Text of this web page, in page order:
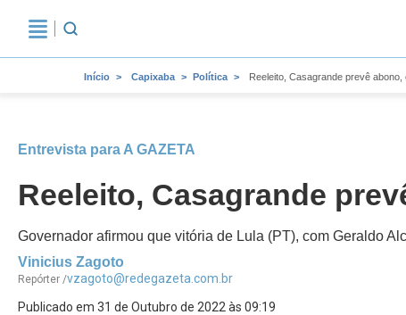
Início Capixaba Política Reeleito, Casagrande prevê
Entrevista para A GAZETA
Reeleito, Casagrande
Governador afirmou que vitória de Lula (PT), com Geraldo
Vinicius Zagoto
Repórter /vzagoto@redegazeta.com.br
Publicado em 31 de Outubro de 2022 às 09:19